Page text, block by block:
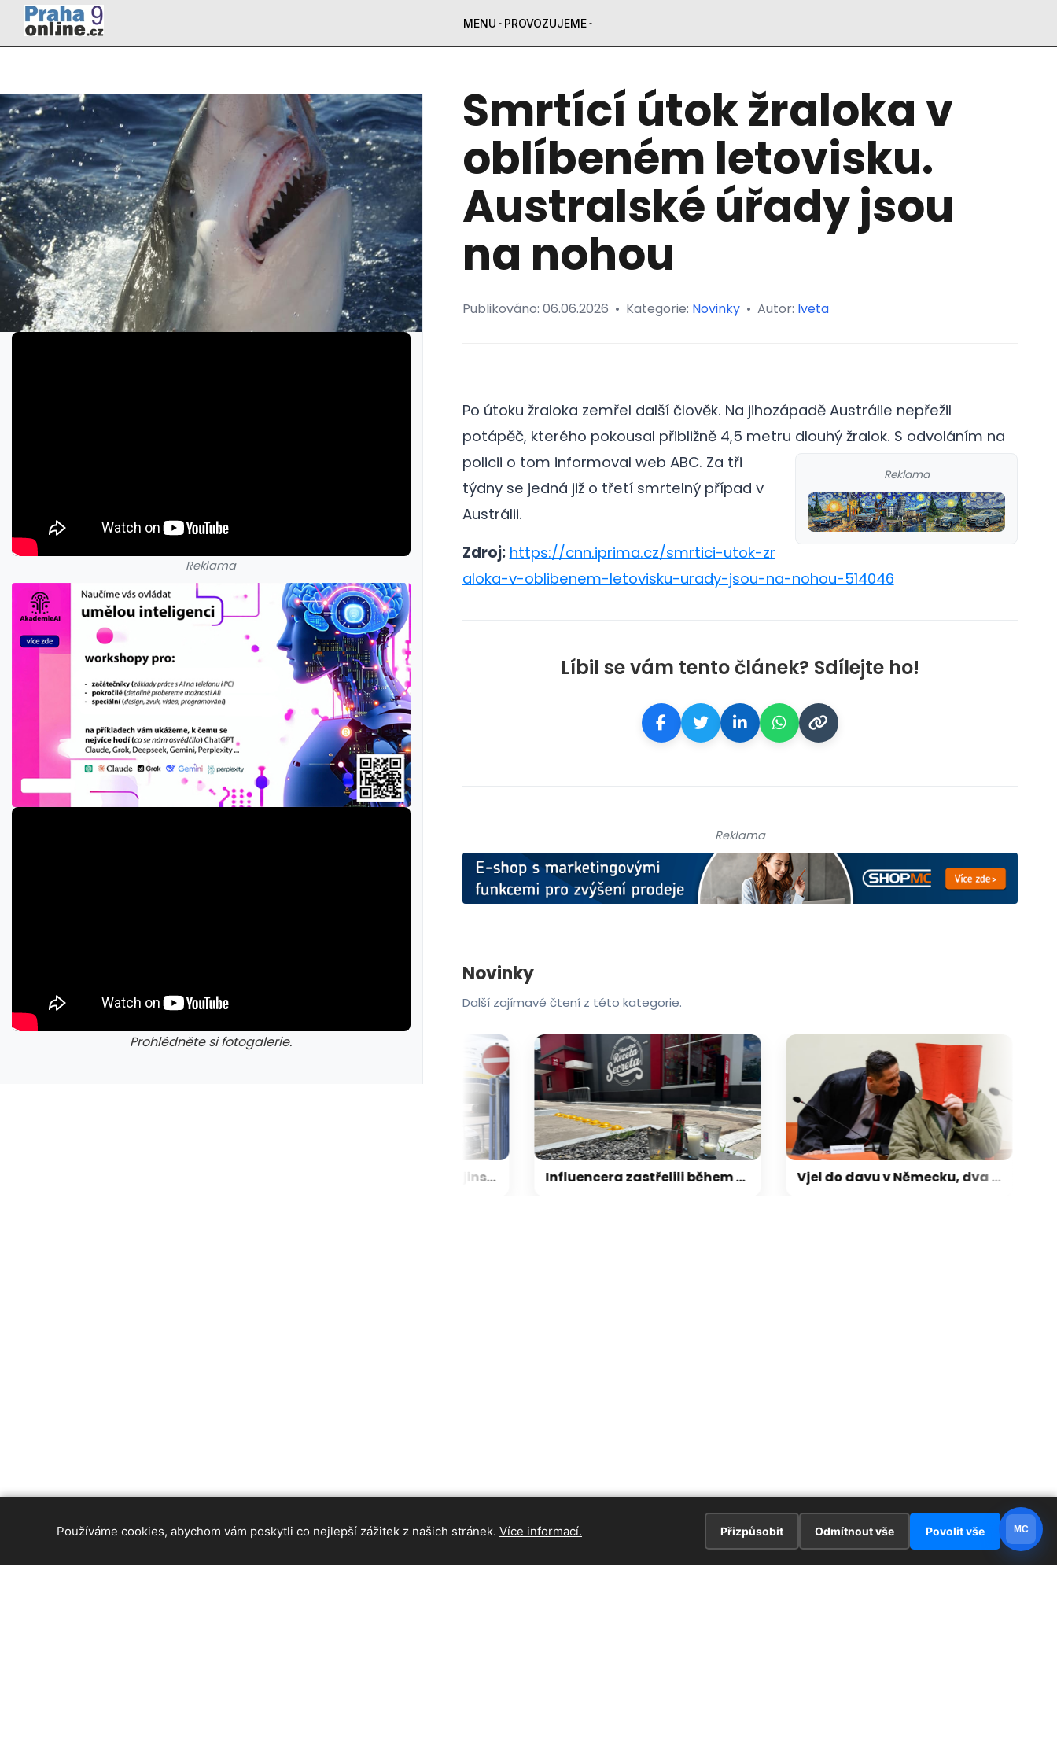
MENU PROVOZUJEME
Reklama
Prohlédněte si fotogalerie.
Smrtící útok žraloka v
oblíbeném letovisku.
Australské úřady jsou
na nohou
Publikováno: 06.06.2026 • Kategorie: Novinky • Autor: Iveta
Po útoku žraloka zemřel další člověk. Na jihozápadě Austrálie nepřežil
potápěč, kterého pokousal přibližně 4,5 metru dlouhý žralok. S odvoláním na
policii o tom informoval web ABC.
Reklama
Za tři
týdny se jedná již o třetí smrtelný případ v
Austrálii.
Zdroj: https://cnn.iprima.cz/smrtici-utok-zr
aloka-v-oblibenem-letovisku-urady-jsou-na-nohou-514046
Líbil se vám tento článek? Sdílejte ho!
Reklama
Novinky
Další zajímavé čtení z této kategorie.
Na pokraji tragédie: Ukrajinské letadlo, které ohrožoval v Lipsku dron, bylo naložené municí Influencera zastřelili během živého vysílání. Spekuluje se o mexických drogových kartelech Vjel do davu v Německu, dva demonstranty zabil. Afghánec dožije za mřížemi, rozhodl soud
Používáme cookies, abychom vám poskytli co nejlepší zážitek z našich stránek. Více informací. Přizpůsobit Odmítnout vše Povolit vše MC